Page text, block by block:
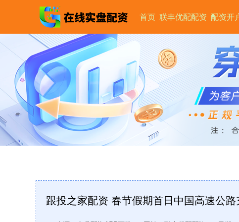
首页 联丰优配配资 配资开
跟投之家配资 春节假期首日中国高速公